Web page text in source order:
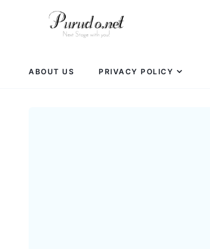
ABOUT US PRIVACY POLICY